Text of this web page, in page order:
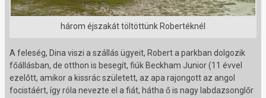
három éjszakát töltöttünk Robertéknél
A feleség, Dina viszi a szállás ügyeit, Robert a parkban dolgozik
főállásban, de otthon is besegít, fiúk Beckham Junior (11 évvel
ezelőtt, amikor a kissrác született, az apa rajongott az angol
focistáért, így róla nevezte el a fiát, hátha ő is nagy labdazsonglőr